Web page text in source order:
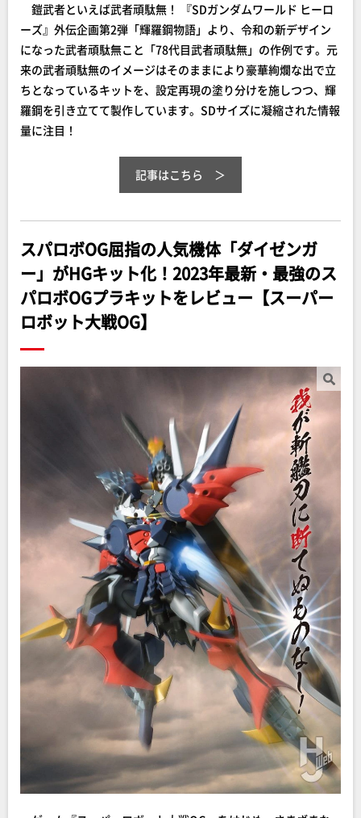
鎧武者といえば武者頑駄無！ 『SDガンダムワールド ヒーロ
ーズ』外伝企画第2弾「輝羅鋼物語」より、令和の新デザイン
になった武者頑駄無こと「78代目武者頑駄無」の作例です。元
来の武者頑駄無のイメージはそのままにより豪華絢爛な出で立
ちとなっているキットを、設定再現の塗り分けを施しつつ、輝
羅鋼を引き立てて製作しています。SDサイズに凝縮された情報
量に注目！
記事はこちら
スパロボOG屈指の人気機体「ダイゼンガ
ー」がHGキット化！2023年最新・最強のス
パロボOGプラキットをレビュー【スーパー
ロボット大戦OG】